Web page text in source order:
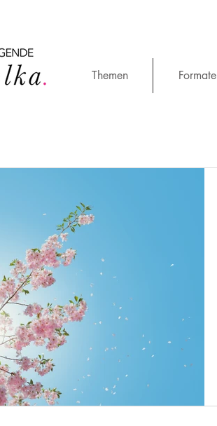
Themen Formate